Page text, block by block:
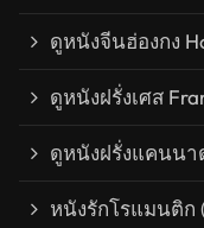
ดูหนังจีนฮ่องกง
ดูหนังฝรั่งเศส
ดูหนังฝรั่งแคนนา
หนังรักโรแมนติก